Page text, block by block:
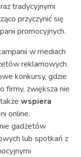
tradycyjnymi
przyczynić się
promocyjnych.
w mediach
reklamowych.
konkursy, gdzie
firmy, zwiększa nie
wspiera
online.
gadżetów
lub spotkań z